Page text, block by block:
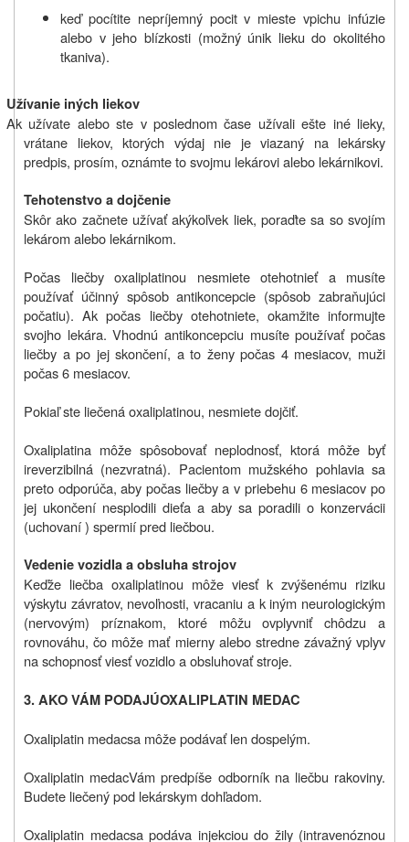
keď pocítite nepríjemný pocit v mieste vpichu infúzie
alebo v jeho blízkosti (možný únik lieku do okolitého
tkaniva).
Užívanie iných liekov
Ak užívate alebo ste v poslednom čase užívali ešte iné lieky,
vrátane liekov, ktorých výdaj nie je viazaný na lekársky
predpis, prosím, oznámte to svojmu lekárovi alebo lekárnikovi.
Tehotenstvo a dojčenie
Skôr ako začnete užívať akýkoľvek liek, poraďte sa so svojím
lekárom alebo lekárnikom.
Počas liečby oxaliplatinou nesmiete otehotnieť a musíte
používať účinný spôsob antikoncepcie (spôsob zabraňujúci
počatiu). Ak počas liečby otehotniete, okamžite informujte
svojho lekára. Vhodnú antikoncepciu musíte používať počas
liečby a po jej skončení, a to ženy počas 4 mesiacov, muži
počas 6 mesiacov.
Pokiaľ ste liečená oxaliplatinou, nesmiete dojčiť.
Oxaliplatina môže spôsobovať neplodnosť, ktorá môže byť
ireverzibilná (nezvratná). Pacientom mužského pohlavia sa
preto odporúča, aby počas liečby a v priebehu 6 mesiacov po
jej ukončení nesplodili dieťa a aby sa poradili o konzervácii
(uchovaní ) spermií pred liečbou.
Vedenie vozidla a obsluha strojov
Keďže liečba oxaliplatinou môže viesť k zvýšenému riziku
výskytu závratov, nevoľnosti, vracaniu a k iným neurologickým
(nervovým) príznakom, ktoré môžu ovplyvniť chôdzu a
rovnováhu, čo môže mať mierny alebo stredne závažný vplyv
na schopnosť viesť vozidlo a obsluhovať stroje.
3. AKO VÁM PODAJÚOXALIPLATIN MEDAC
Oxaliplatin medacsa môže podávať len dospelým.
Oxaliplatin medacVám predpíše odborník na liečbu rakoviny.
Budete liečený pod lekárskym dohľadom.
Oxaliplatin medacsa podáva injekciou do žily (intravenóznou